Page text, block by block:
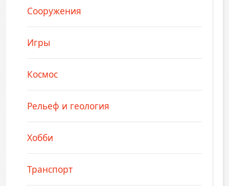
Сооружения
Игры
Космос
Рельеф и геология
Хобби
Транспорт